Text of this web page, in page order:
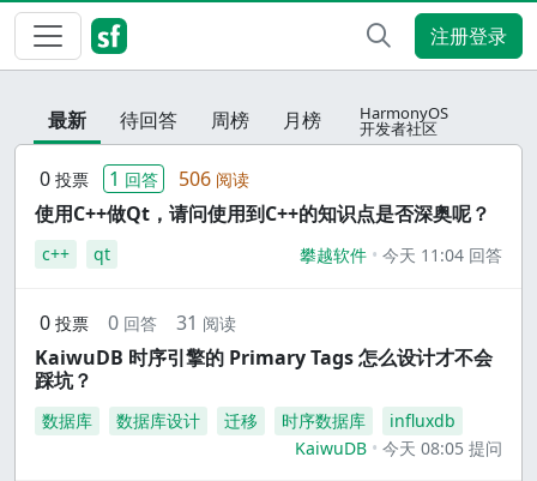
注册登录
最新 待回答 周榜 月榜 HarmonyOS
开发者社区
0 投票 1 回答 506 阅读
使用C++做Qt，请问使用到C++的知识点是否深奥呢？
c++ qt 攀越软件 今天 11:04 回答
0 投票 0 回答 31 阅读
KaiwuDB 时序引擎的 Primary Tags 怎么设计才不会
踩坑？
数据库 数据库设计 迁移 时序数据库
influxdb
KaiwuDB
今天 08:05 提问